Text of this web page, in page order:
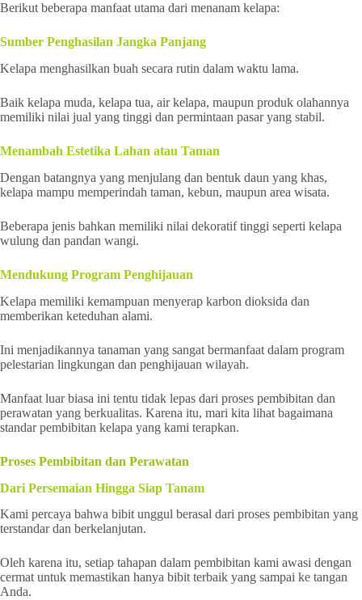
Berikut beberapa manfaat utama dari menanam kelapa:
Sumber Penghasilan Jangka Panjang
Kelapa menghasilkan buah secara rutin dalam waktu lama.
Baik kelapa muda, kelapa tua, air kelapa, maupun produk olahannya
memiliki nilai jual yang tinggi dan permintaan pasar yang stabil.
Menambah Estetika Lahan atau Taman
Dengan batangnya yang menjulang dan bentuk daun yang khas,
kelapa mampu memperindah taman, kebun, maupun area wisata.
Beberapa jenis bahkan memiliki nilai dekoratif tinggi seperti kelapa
wulung dan pandan wangi.
Mendukung Program Penghijauan
Kelapa memiliki kemampuan menyerap karbon dioksida dan
memberikan keteduhan alami.
Ini menjadikannya tanaman yang sangat bermanfaat dalam program
pelestarian lingkungan dan penghijauan wilayah.
Manfaat luar biasa ini tentu tidak lepas dari proses pembibitan dan
perawatan yang berkualitas. Karena itu, mari kita lihat bagaimana
standar pembibitan kelapa yang kami terapkan.
Proses Pembibitan dan Perawatan
Dari Persemaian Hingga Siap Tanam
Kami percaya bahwa bibit unggul berasal dari proses pembibitan yang
terstandar dan berkelanjutan.
Oleh karena itu, setiap tahapan dalam pembibitan kami awasi dengan
cermat untuk memastikan hanya bibit terbaik yang sampai ke tangan
Anda.